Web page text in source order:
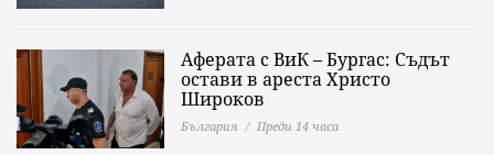
остави в ареста Христо
Широков
България Преди 14 часа